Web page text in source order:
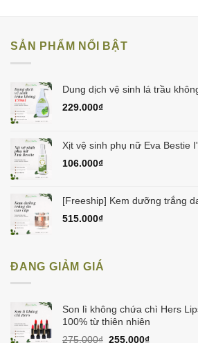
SẢN PHẨM NỔI BẬT
Dung dịch vệ sinh lá trầu
229.000₫
Xịt vệ sinh phụ nữ Eva Bestie
106.000₫
[Freeship] Kem dưỡng trắng
515.000₫
ĐANG GIẢM GIÁ
Son lì không chứa chì Hers
100% từ thiên nhiên
275.000₫ Giá
255.000₫Giá